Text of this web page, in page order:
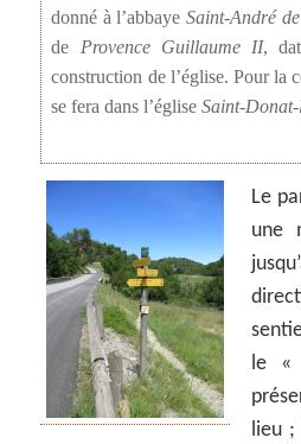
donné à l’abbaye Saint-André
de Provence Guillaume II,
construction de l’église. Pour la
se fera dans l’égliseSaint-
Le
une
le «
lieu ;